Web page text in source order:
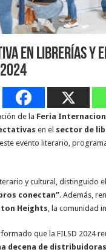
en librerías y
de la Feria
en el sector de
evento literario,
y cultural, distinguido
conectan”. Además,
Heights, la comunidad
que la FILSD 2024
decena de